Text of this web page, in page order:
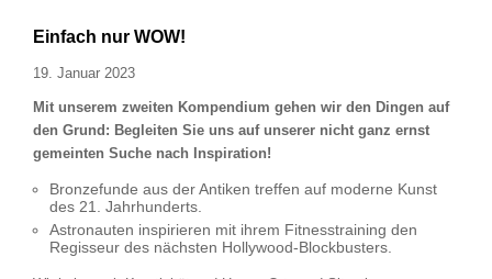
Einfach nur WOW!
19. Januar 2023
Mit unserem zweiten Kompendium gehen wir den Dingen auf
den Grund: Begleiten Sie uns auf unserer nicht ganz ernst
gemeinten Suche nach Inspiration!
Bronzefunde aus der Antiken treffen auf moderne Kunst
des 21. Jahrhunderts.
Astronauten inspirieren mit ihrem Fitnesstraining den
Regisseur des nächsten Hollywood-Blockbusters.